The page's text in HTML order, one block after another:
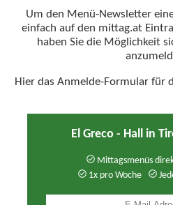
Um den Menü-Newsletter
einfach auf den mittag.at
haben Sie die Möglichkeit
Hier das Anmelde-Formular für
El Greco - Hall in
Mittagsmenüs
1x pro Woche